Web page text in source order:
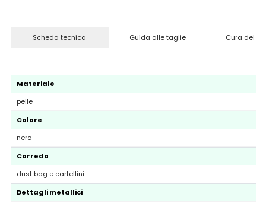
Scheda tecnica Guida alle taglie Cura del
Materiale
pelle
Colore
nero
Corredo
dust bag e cartellini
Dettagli metallici